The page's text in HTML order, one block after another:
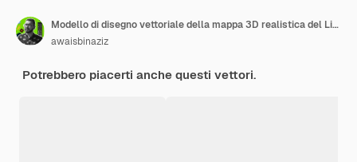
Modello di disegno vettoriale della mappa 3D realistica del Libano
awaisbinaziz
Potrebbero piacerti anche questi vettori.